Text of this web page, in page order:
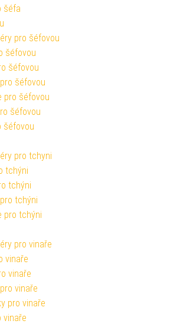
šéfa
pro šéfovou
šéfovou
šéfovou
šéfovou
pro šéfovou
šéfovou
šéfovou
pro tchyni
tchýni
tchýni
tchýni
pro tchýni
pro vinaře
vinaře
vinaře
vinaře
pro vinaře
vinaře